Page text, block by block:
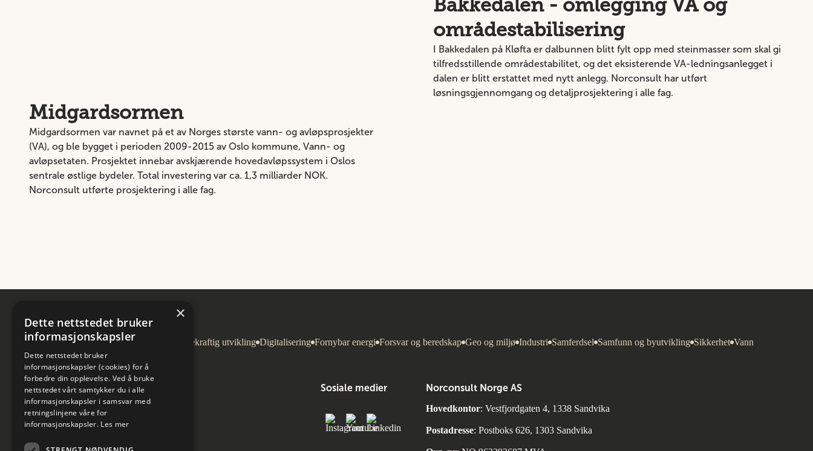
Bakkedalen - omlegging VA og
områdestabilisering
I Bakkedalen på Kløfta er dalbunnen blitt fylt opp med steinmasser som skal gi
tilfredsstillende områdestabilitet, og det eksisterende VA-ledningsanlegget i
dalen er blitt erstattet med nytt anlegg. Norconsult har utført
løsningsgjennomgang og detaljprosjektering i alle fag.
Midgardsormen
Midgardsormen var navnet på et av Norges største vann- og avløpsprosjekter
(VA), og ble bygget i perioden 2009-2015 av Oslo kommune, Vann- og
avløpsetaten. Prosjektet innebar avskjærende hovedavløpssystem i Oslos
sentrale østlige bydeler. Total investering var ca. 1,3 milliarder NOK.
Norconsult utførte prosjektering i alle fag.
Arkitektur Bygg og eiendom Bærekraftig utvikling Digitalisering Fornybar energi Forsvar og beredskap Geo og miljø Industri Samferdsel Samfunn og byutvikling Sikkerhet Vann
Sosiale medier Norconsult Norge AS
Hovedkontor: Vestfjordgaten 4, 1338 Sandvika
Postadresse: Postboks 626, 1303 Sandvika
×
Dette nettstedet bruker
informasjonskapsler
Dette nettstedet bruker
informasjonskapsler (cookies) for å
forbedre din opplevelse. Ved å bruke
nettstedet vårt samtykker du i alle
informasjonskapsler i samsvar med
retningslinjene våre for
informasjonskapsler. Les mer